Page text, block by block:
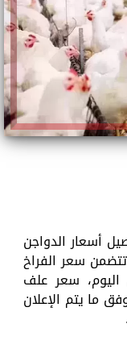
أسعار الدواجن
الموافق 11-12-2024، وتتضمن سعر الفراخ
اليوم، سعر علف
ما يتم الإعلان